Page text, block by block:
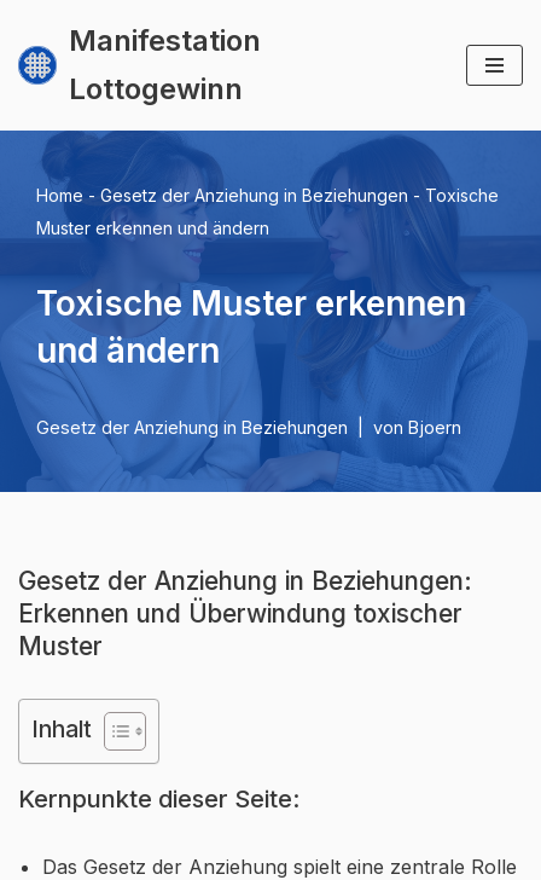
Zum
springen
Manifestation
Lottogewinn
Home - Gesetz der Anziehung in Beziehungen - Toxische
Muster erkennen und ändern
Toxische Muster erkennen
und ändern
Gesetz der Anziehung in Beziehungen von Bjoern
Gesetz der Anziehung in Beziehungen:
Erkennen und Überwindung toxischer
Muster
Inhalt
Kernpunkte dieser Seite:
Das Gesetz der Anziehung spielt eine zentrale Rolle